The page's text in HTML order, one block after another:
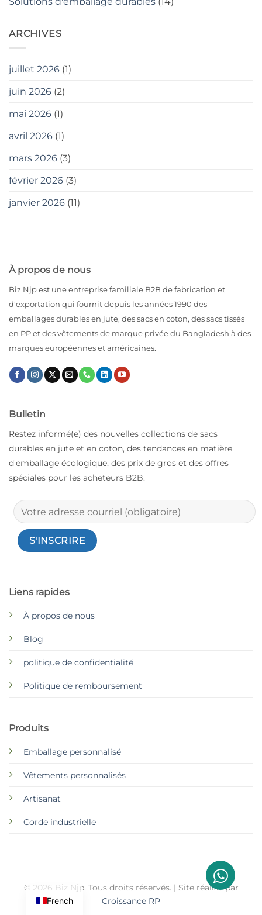
ARCHIVES
juillet 2026 (1)
juin 2026 (2)
mai 2026 (1)
avril 2026 (1)
mars 2026 (3)
février 2026 (3)
janvier 2026 (11)
À propos de nous
Biz Njp est une entreprise familiale B2B de fabrication et
d'exportation qui fournit depuis les années 1990 des
emballages durables en jute, des sacs en coton, des sacs tissés
en PP et des vêtements de marque privée du Bangladesh à des
marques européennes et américaines.
Liens rapides
À propos de nous
Blog
politique de confidentialité
Politique de remboursement
Produits
Emballage personnalisé
Vêtements personnalisés
Artisanat
Corde industrielle
Bulletin
Restez informé(e) des nouvelles collections de sacs
durables en jute et en coton, des tendances en matière
d'emballage écologique, des prix de gros et des offres
spéciales pour les acheteurs B2B.
© 2026 Biz Njp. Tous droits réservés. | Site réalisé par
Croissance RP
French